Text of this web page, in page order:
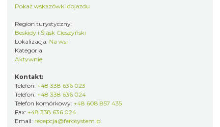
Pokaż wskazówki dojazdu
Region turystyczny:
Beskidy i Śląsk Cieszyński
Lokalizacja: Na wsi
Kategoria:
Aktywnie
Kontakt:
Telefon: +48 338 636 023
Telefon: +48 338 636 024
Telefon komórkowy: +48 608 857 435
Fax: +48 338 636 024
Email: recepcja@ferosystem.pl